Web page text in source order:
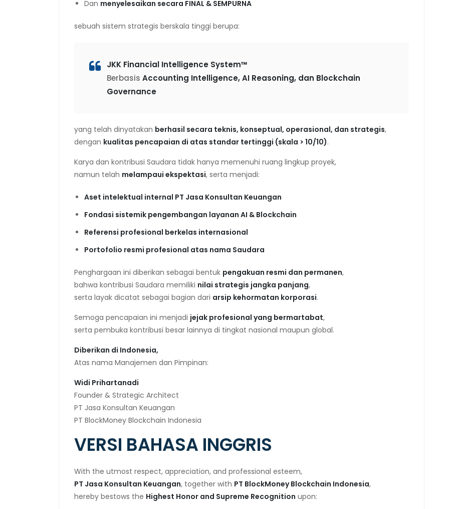
Dan menyelesaikan secara FINAL & SEMPURNA
sebuah sistem strategis berskala tinggi berupa:
JKK Financial Intelligence System™
Berbasis Accounting Intelligence, AI Reasoning, dan Blockchain
Governance
yang telah dinyatakan berhasil secara teknis, konseptual, operasional, dan strategis,
dengan kualitas pencapaian di atas standar tertinggi (skala > 10/10).
Karya dan kontribusi Saudara tidak hanya memenuhi ruang lingkup proyek,
namun telah melampaui ekspektasi, serta menjadi:
Aset intelektual internal PT Jasa Konsultan Keuangan
Fondasi sistemik pengembangan layanan AI & Blockchain
Referensi profesional berkelas internasional
Portofolio resmi profesional atas nama Saudara
Penghargaan ini diberikan sebagai bentuk pengakuan resmi dan permanen,
bahwa kontribusi Saudara memiliki nilai strategis jangka panjang,
serta layak dicatat sebagai bagian dari arsip kehormatan korporasi.
Semoga pencapaian ini menjadi jejak profesional yang bermartabat,
serta pembuka kontribusi besar lainnya di tingkat nasional maupun global.
Diberikan di Indonesia,
Atas nama Manajemen dan Pimpinan:
Widi Prihartanadi
Founder & Strategic Architect
PT Jasa Konsultan Keuangan
PT BlockMoney Blockchain Indonesia
VERSI BAHASA INGGRIS
With the utmost respect, appreciation, and professional esteem,
PT Jasa Konsultan Keuangan, together with PT BlockMoney Blockchain Indonesia,
hereby bestows the Highest Honor and Supreme Recognition upon: